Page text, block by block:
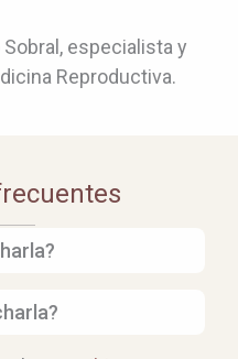
Sobral, especialista y
Reproductiva.